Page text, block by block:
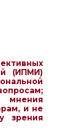
(ИПМИ)
и не
зрения